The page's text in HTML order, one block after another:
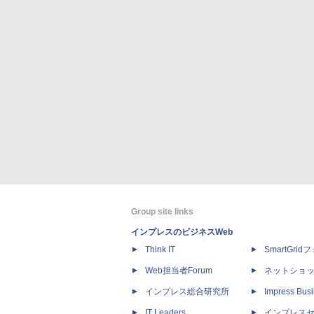
Group site links
インプレスのビジネスWeb
Think IT
Web担当者Forum
インプレス総合研究所
SmartGridフ
ネットショ
Impress